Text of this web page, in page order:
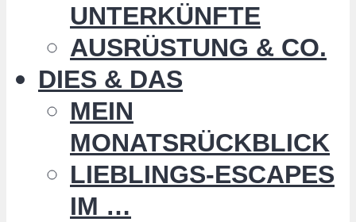
UNTERKÜNFTE
AUSRÜSTUNG & CO.
DIES & DAS
MEIN
MONATSRÜCKBLICK
LIEBLINGS-ESCAPES
IM …